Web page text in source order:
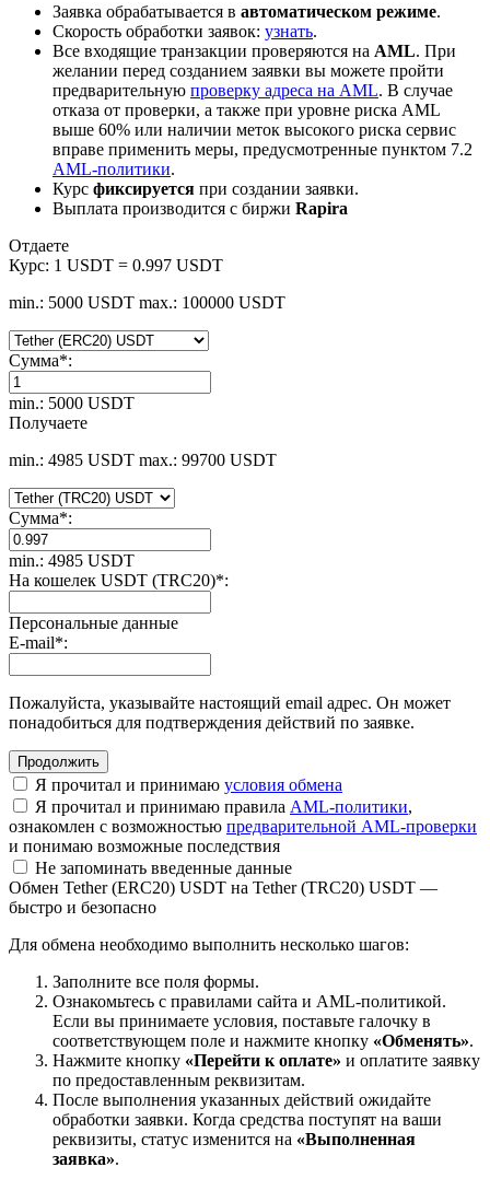
Заявка обрабатывается в автоматическом режиме.
Скорость обработки заявок: узнать.
Все входящие транзакции проверяются на AML. При
желании перед созданием заявки вы можете пройти
предварительную проверку адреса на AML. В случае
отказа от проверки, а также при уровне риска AML
выше 60% или наличии меток высокого риска сервис
вправе применить меры, предусмотренные пунктом 7.2
AML-политики.
Курс фиксируется при создании заявки.
Выплата производится с биржи Rapira
Отдаете
Курс: 1 USDT = 0.997 USDT
min.: 5000 USDT max.: 100000 USDT
Сумма*:
min.: 5000 USDT
Получаете
min.: 4985 USDT max.: 99700 USDT
Сумма*:
min.: 4985 USDT
На кошелек USDT (TRC20)*:
Персональные данные
E-mail*:
Пожалуйста, указывайте настоящий email адрес. Он может
понадобиться для подтверждения действий по заявке.
Я прочитал и принимаю условия обмена
Я прочитал и принимаю правила AML-политики,
ознакомлен с возможностью предварительной AML-проверки
и понимаю возможные последствия
Не запоминать введенные данные
Обмен Tether (ERC20) USDT на Tether (TRC20) USDT —
быстро и безопасно
Для обмена необходимо выполнить несколько шагов:
Заполните все поля формы.
Ознакомьтесь с правилами сайта и AML-политикой.
Если вы принимаете условия, поставьте галочку в
соответствующем поле и нажмите кнопку «Обменять».
Нажмите кнопку «Перейти к оплате» и оплатите заявку
по предоставленным реквизитам.
После выполнения указанных действий ожидайте
обработки заявки. Когда средства поступят на ваши
реквизиты, статус изменится на «Выполненная
заявка».